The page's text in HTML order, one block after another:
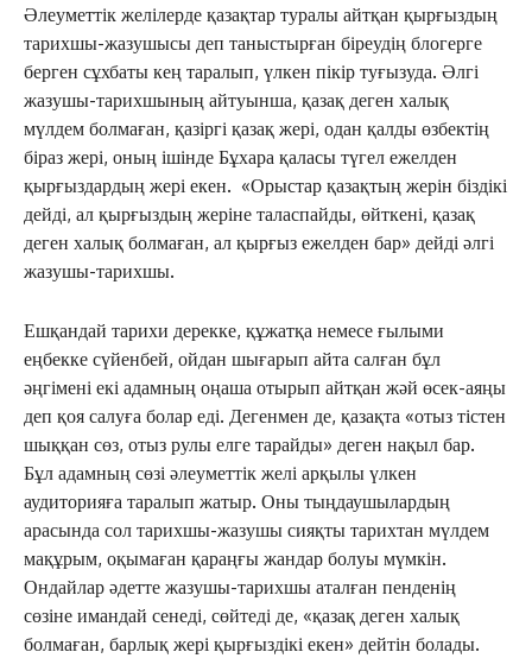
Әлеуметтік желілерде қазақтар туралы айтқан қырғыздың
тарихшы-жазушысы деп таныстырған біреудің блогерге
берген сұхбаты кең таралып, үлкен пікір туғызуда. Әлгі
жазушы-тарихшының айтуынша, қазақ деген халық
мүлдем болмаған, қазіргі қазақ жері, одан қалды өзбектің
біраз жері, оның ішінде Бұхара қаласы түгел ежелден
қырғыздардың жері екен. «Орыстар қазақтың жерін біздікі
дейді, ал қырғыздың жеріне таласпайды, өйткені, қазақ
деген халық болмаған, ал қырғыз ежелден бар» дейді әлгі
жазушы-тарихшы.
Ешқандай тарихи дерекке, құжатқа немесе ғылыми
еңбекке сүйенбей, ойдан шығарып айта салған бұл
әңгімені екі адамның оңаша отырып айтқан жәй өсек-аяңы
деп қоя салуға болар еді. Дегенмен де, қазақта «отыз тістен
шыққан сөз, отыз рулы елге тарайды» деген нақыл бар.
Бұл адамның сөзі әлеуметтік желі арқылы үлкен
аудиторияға таралып жатыр. Оны тыңдаушылардың
арасында сол тарихшы-жазушы сияқты тарихтан мүлдем
мақұрым, оқымаған қараңғы жандар болуы мүмкін.
Ондайлар әдетте жазушы-тарихшы аталған пенденің
сөзіне имандай сенеді, сөйтеді де, «қазақ деген халық
болмаған, барлық жері қырғыздікі екен» дейтін болады.